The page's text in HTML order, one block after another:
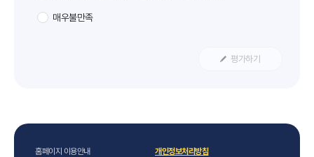
매우불만족
평가하기
홈페이지 이용안내
개인정보처리방침